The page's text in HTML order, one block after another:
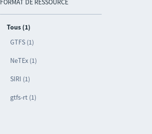
FORMAT DE RESSOURCE
Tous (1)
GTFS (1)
NeTEx (1)
SIRI (1)
gtfs-rt (1)